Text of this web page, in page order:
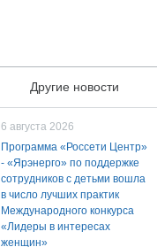
Другие новости
6 августа 2026
Программа «Россети Центр»
- «Ярэнерго» по поддержке
сотрудников с детьми вошла
в число лучших практик
Международного конкурса
«Лидеры в интересах
женщин»